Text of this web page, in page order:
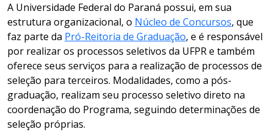
A Universidade Federal do Paraná possui, em sua
estrutura organizacional, o Núcleo de Concursos, que
faz parte da Pró-Reitoria de Graduação, e é responsável
por realizar os processos seletivos da UFPR e também
oferece seus serviços para a realização de processos de
seleção para terceiros. Modalidades, como a pós-
graduação, realizam seu processo seletivo direto na
coordenação do Programa, seguindo determinações de
seleção próprias.